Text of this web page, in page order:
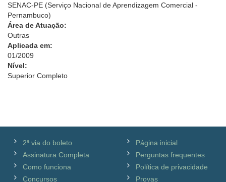
SENAC-PE (Serviço Nacional de Aprendizagem Comercial -
Pernambuco)
Área de Atuação:
Outras
Aplicada em:
01/2009
Nível:
Superior Completo
2ª via do boleto
Assinatura Completa
Como funciona
Concursos
Página inicial
Perguntas frequentes
Política de privacidade
Provas